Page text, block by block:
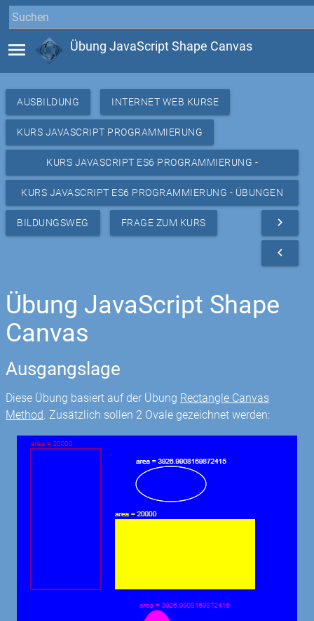
menu Übung JavaScript Shape Canvas
AUSBILDUNG INTERNET WEB KURSE
KURS JAVASCRIPT PROGRAMMIERUNG
KURS JAVASCRIPT ES6 PROGRAMMIERUNG -
RESSOURCEN
KURS JAVASCRIPT ES6 PROGRAMMIERUNG - ÜBUNGEN
OO
BILDUNGSWEG FRAGE ZUM KURS navigate_next
navigate_before
Übung JavaScript Shape
Canvas
Ausgangslage
Diese Übung basiert auf der Übung Rectangle Canvas
Method. Zusätzlich sollen 2 Ovale gezeichnet werden: